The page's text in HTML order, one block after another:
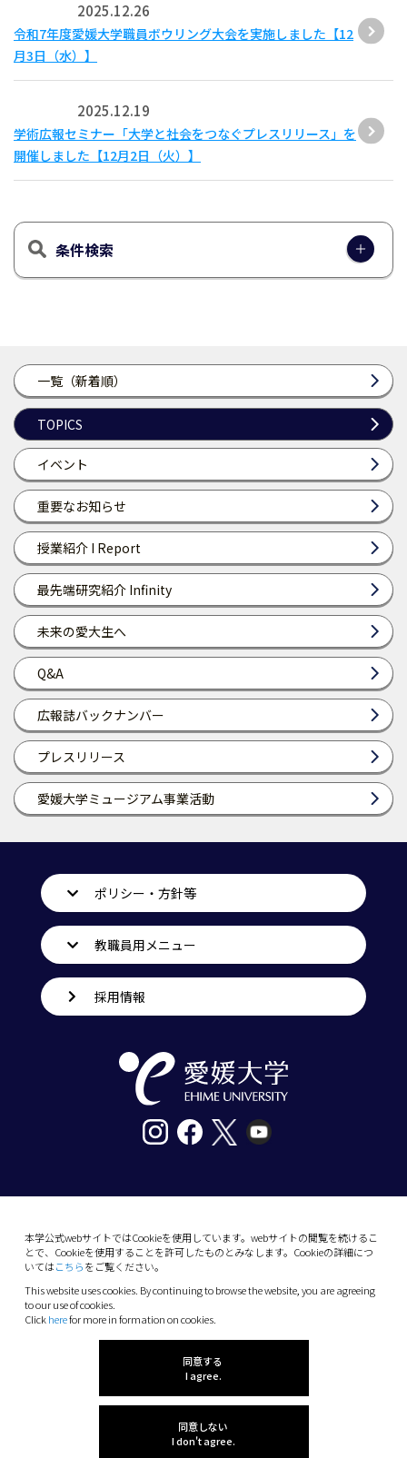
一覧（新着順）
TOPICS
イベント
重要なお知らせ
授業紹介 I Report
最先端研究紹介 Infinity
未来の愛大生へ
Q&A
広報誌バックナンバー
プレスリリース
愛媛大学ミュージアム事業活動
2025.12.26
令和7年度愛媛大学職員ボウリング大会を実施しました【12
月3日（水）】
2025.12.19
学術広報セミナー「大学と社会をつなぐプレスリリース」を
開催しました【12月2日（火）】
条件検索
本学公式webサイトではCookieを使用しています。webサイトの閲覧を続けるこ
とで、Cookieを使用することを許可したものとみなします。Cookieの詳細につ
いてはこちらをご覧ください。
This website uses cookies. By continuing to browse the website, you are agreeing
to our use of cookies.
Clickherefor more in formation on cookies.
同意する
I agree.
同意しない
I don't agree.
ポリシー・方針等
教職員用メニュー
採用情報
10-13 Dogo-Himata, Matsuyama, Ehime 790-
Phone: +81 89-927-9000
(C) 2026 Ehime University.